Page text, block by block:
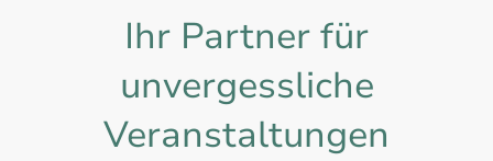
Ihr Partner für
unvergessliche
Veranstaltungen